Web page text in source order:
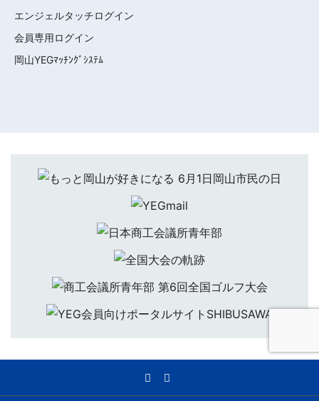
エンジェルタッチログイン
会員専用ログイン
岡山YEGﾏｯﾁﾝｸﾞｼｽﾃﾑ